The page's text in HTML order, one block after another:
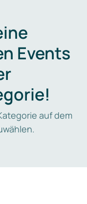
Events
auf dem